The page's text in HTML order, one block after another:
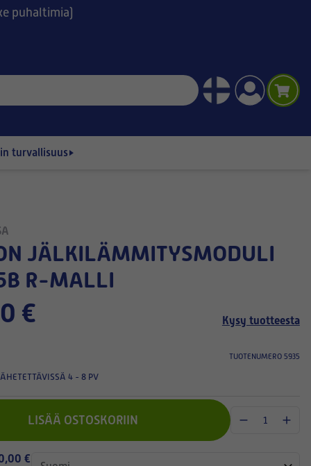
puhaltimia)
turvallisuus
R-MALLI
€ Kysy tuotteesta
TUOTENUMERO 5935
4 - 8 PV
LISÄÄ OSTOSKORIIN
€